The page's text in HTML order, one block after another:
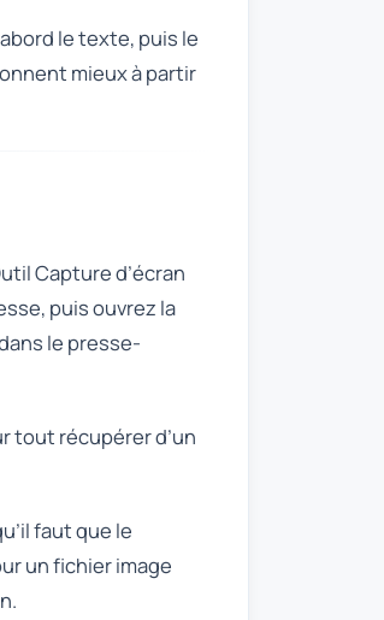
le texte, puis le
mieux à partir
Capture d’écran
puis ouvrez la
le presse-
tout récupérer d’un
faut que le
un fichier image